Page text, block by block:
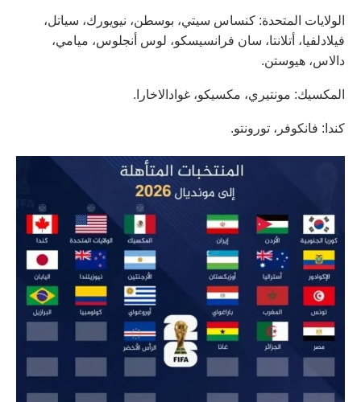
الولايات المتحدة: كنساس سيتي، بوسطن، نيويورك، سياتل،
فيلادلفيا، أتلانتا، سان فرانسيسكو، لوس أنجلوس، ميامي،
دالاس، هيوستن.
المكسيك: مونتيري، مكسيكو، غوادالاخارا.
كندا: فانكوفر، تورونتو.